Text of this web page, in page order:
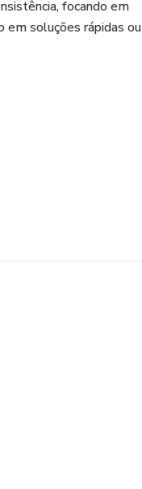
focando em
em soluções rápidas ou
manter o corpo ativo